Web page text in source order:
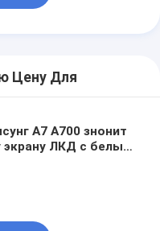
Цену Для
А7 А700 знонит
экрану ЛКД с белым